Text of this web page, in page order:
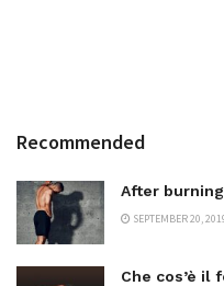
Recommended
After
SEPTEMBER 20,
Che cos’è il